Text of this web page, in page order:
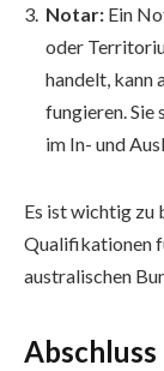
Notar: Ein
oder
handelt, kann
fungieren. Sie
im In- und
Es ist wichtig zu
Qualifikationen
australischen
Abschluss